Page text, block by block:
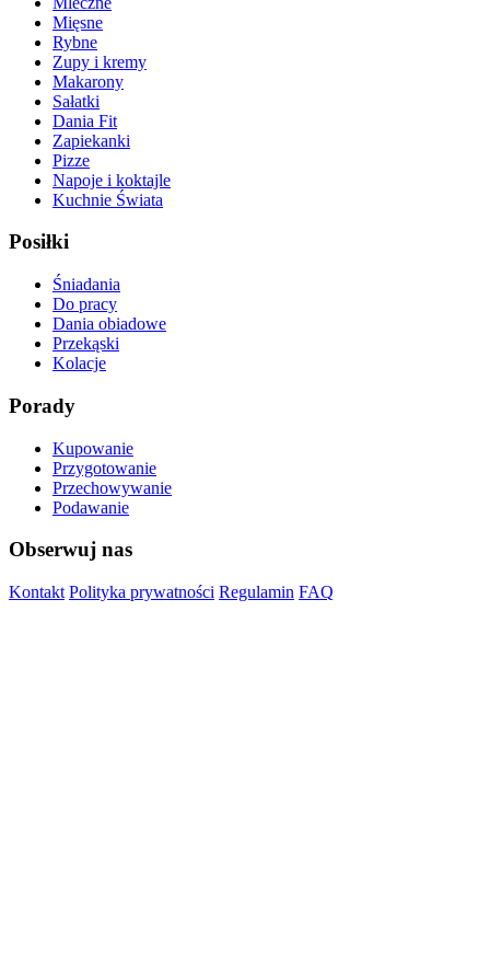
Mięsne
Rybne
Zupy i kremy
Makarony
Sałatki
Dania Fit
Zapiekanki
Pizze
Napoje i koktajle
Kuchnie Świata
Posiłki
Śniadania
Do pracy
Dania obiadowe
Przekąski
Kolacje
Porady
Kupowanie
Przygotowanie
Przechowywanie
Podawanie
Obserwuj nas
Kontakt Polityka prywatności Regulamin FAQ